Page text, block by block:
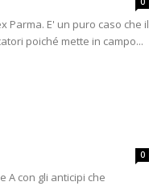
Parma. E' un puro caso che il
poiché mette in campo...
0
A con gli anticipi che